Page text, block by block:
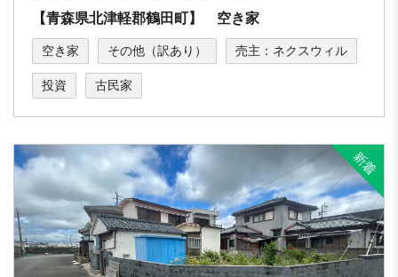
【青森県北津軽郡鶴田町】 空き家
空き家 その他（訳あり） 売主：ネクスウィル
投資 古民家